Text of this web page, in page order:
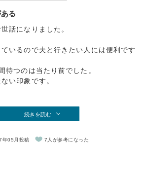
る
話になりました。
いるので夫と行きたい人には便利です
待つのは当たり前でした。
い印象です。
続きを読む
05月投稿 7人が参考になった